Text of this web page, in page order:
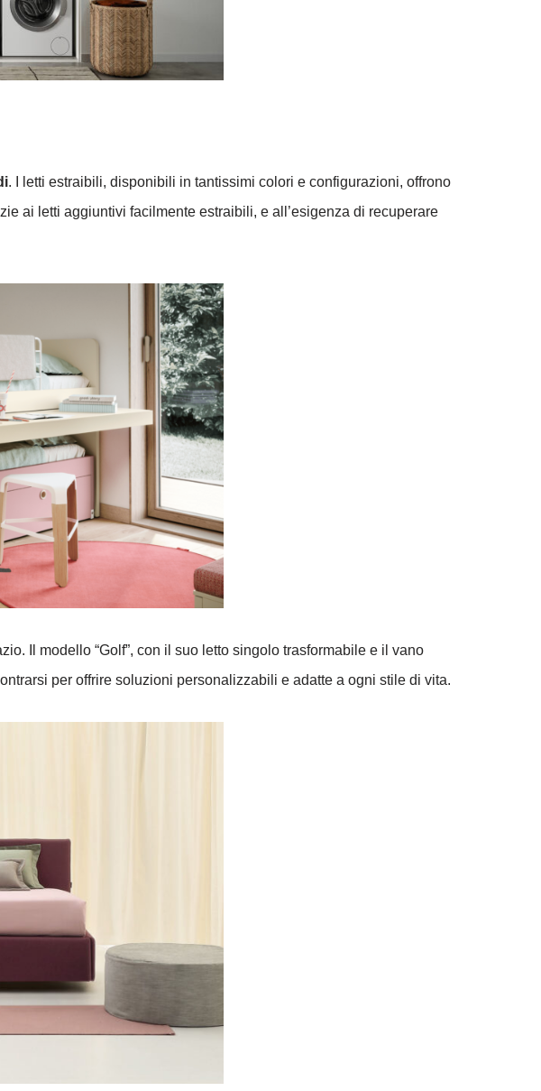
. I letti estraibili, disponibili in tantissimi colori e configurazioni, offrono
ai letti aggiuntivi facilmente estraibili, e all’esigenza di recuperare
Il modello “Golf”, con il suo letto singolo trasformabile e il vano
per offrire soluzioni personalizzabili e adatte a ogni stile di vita.